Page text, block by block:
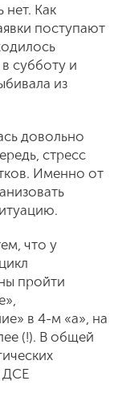
нет. Как
поступают
субботу и
из
довольно
стресс
Именно от
что у
пройти
в 4-м «а», на
(!). В общей
ДСЕ